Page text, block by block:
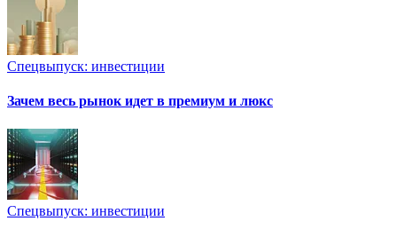
Спецвыпуск: инвестиции
Зачем весь рынок идет в премиум и люкс
Спецвыпуск: инвестиции